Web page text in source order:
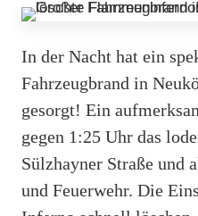
In der Nacht hat ein
Fahrzeugbrand in
gesorgt! Ein
gegen 1:25 Uhr das
Sülzhayner Straße und
und Feuerwehr. Die